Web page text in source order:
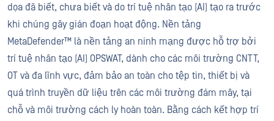
dọa đã biết, chưa biết và do trí tuệ nhân tạo (AI) tạo ra trước
khi chúng gây gián đoạn hoạt động. Nền tảng
MetaDefender™ là nền tảng an ninh mạng được hỗ trợ bởi
trí tuệ nhân tạo (AI) OPSWAT, dành cho các môi trường CNTT,
OT và đa lĩnh vực, đảm bảo an toàn cho tệp tin, thiết bị và
quá trình truyền dữ liệu trên các môi trường đám mây, tại
chỗ và môi trường cách ly hoàn toàn. Bằng cách kết hợp trí